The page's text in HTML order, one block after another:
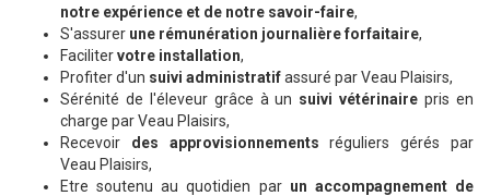
notre expérience et de notre savoir-faire,
S'assurer une rémunération journalière forfaitaire,
Facilitervotre installation,
Profiter d'un suivi administratifassuré par Veau Plaisirs,
Sérénité de l'éleveur grâce à un suivi vétérinaire pris en
charge par Veau Plaisirs,
Recevoir des approvisionnements réguliers gérés par
Veau Plaisirs,
Etre soutenu au quotidien par un accompagnement de